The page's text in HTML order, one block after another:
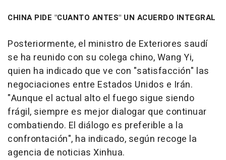
CHINA PIDE "CUANTO ANTES" UN ACUERDO INTEGRAL
Posteriormente, el ministro de Exteriores saudí
se ha reunido con su colega chino, Wang Yi,
quien ha indicado que ve con "satisfacción" las
negociaciones entre Estados Unidos e Irán.
"Aunque el actual alto el fuego sigue siendo
frágil, siempre es mejor dialogar que continuar
combatiendo. El diálogo es preferible a la
confrontación", ha indicado, según recoge la
agencia de noticias Xinhua.